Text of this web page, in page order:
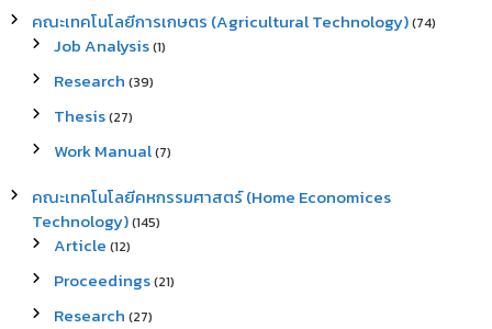
คณะเทคโนโลยีการเกษตร (Agricultural Technology)(74)
Job Analysis(1)
Research (39)
Thesis(27)
Work Manual(7)
คณะเทคโนโลยีคหกรรมศาสตร์ (Home Economices
Technology)(145)
Article (12)
Proceedings(21)
Research (27)